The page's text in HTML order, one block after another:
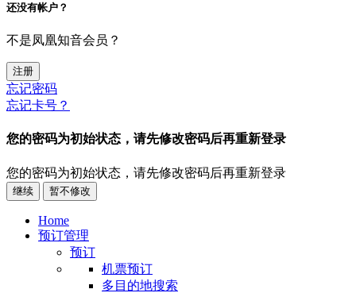
还没有帐户？
不是凤凰知音会员？
注册
忘记密码
忘记卡号？
您的密码为初始状态，请先修改密码后再重新登录
您的密码为初始状态，请先修改密码后再重新登录
继续 暂不修改
Home
预订管理
预订
机票预订
多目的地搜索